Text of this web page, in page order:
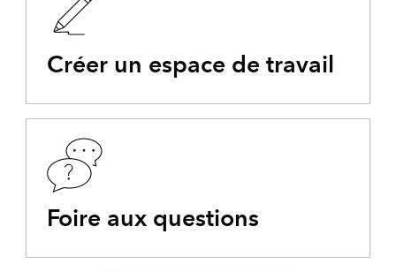
Créer un espace de travail
Foire aux questions